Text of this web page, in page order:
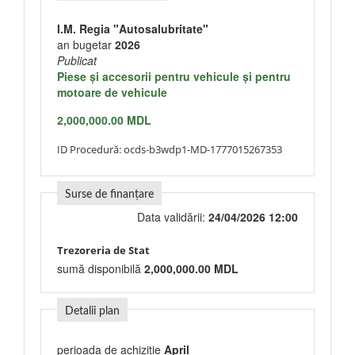
I.M. Regia "Autosalubritate"
an bugetar 2026
Publicat
Piese şi accesorii pentru vehicule şi pentru
motoare de vehicule
2,000,000.00 MDL
ID Procedură:ocds-b3wdp1-MD-1777015267353
Surse de finanțare
Data validării: 24/04/2026 12:00
Trezoreria de Stat
sumă disponibilă 2,000,000.00 MDL
Detalii plan
perioada de achiziție April